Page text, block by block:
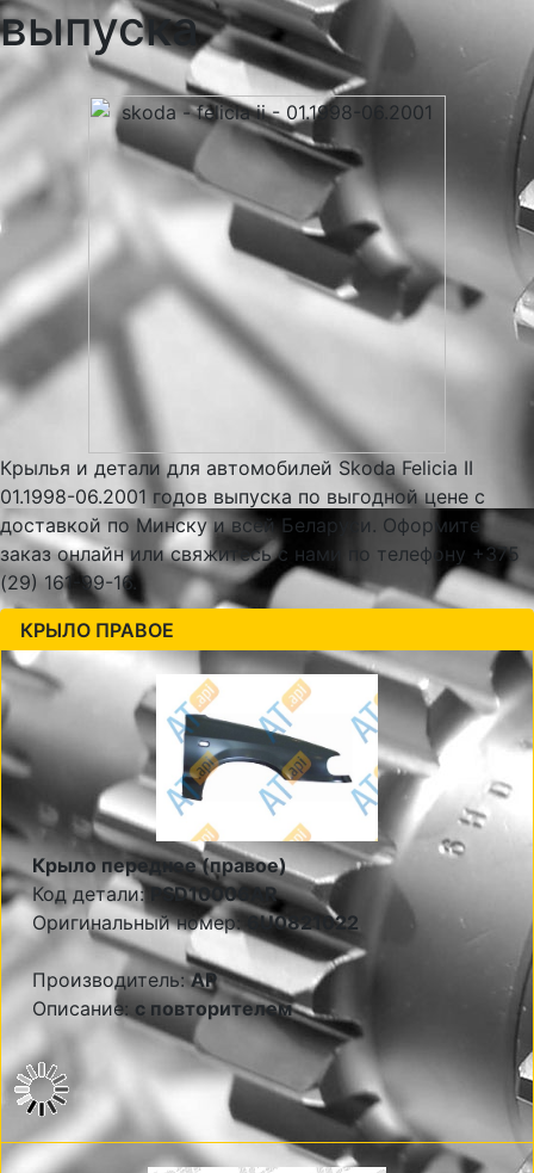
выпуска
Крылья и детали для автомобилей Skoda Felicia II
01.1998-06.2001 годов выпуска по выгодной цене с
доставкой по Минску и всей Беларуси. Оформите
заказ онлайн или свяжитесь с нами по телефону +375
(29) 161-99-16.
КРЫЛО ПРАВОЕ
Крыло переднее (правое)
Код детали: PSD10006AR
Оригинальный номер: 6U0821022
Производитель:AP
Описание: с повторителем